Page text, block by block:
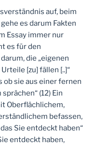
auf, beim
es darum Fakten
Essay immer nur
es für den
die „eigenen
[zu] fällen [..]“
ob sie aus einer fernen
(12) Ein
Oberflächlichem,
befassen,
Sie entdeckt haben“
entdeckt haben,